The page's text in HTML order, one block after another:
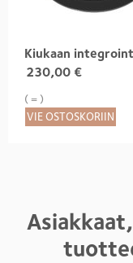
230,00 €
( = )
VIE OSTOSKORIIN